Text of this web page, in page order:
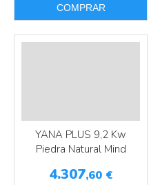
COMPRAR
YANA PLUS 9,2 Kw
Piedra Natural Mind
4.307,60 €